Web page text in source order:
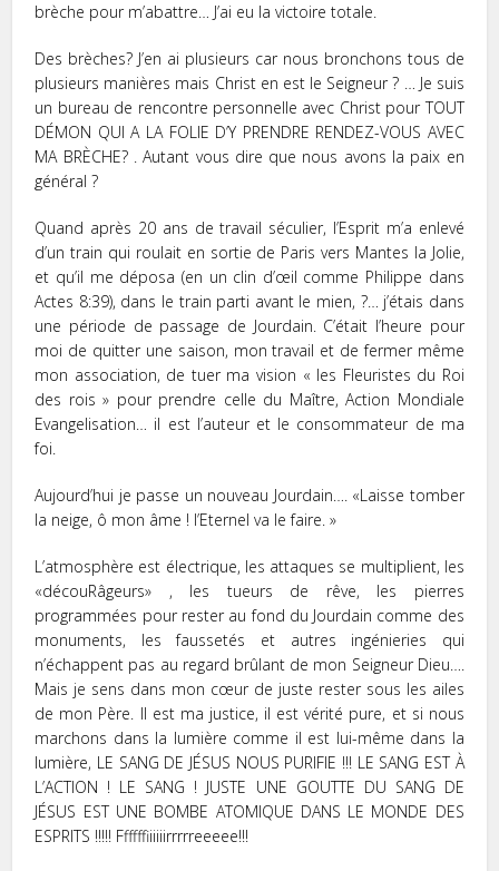
brèche pour m’abattre… J’ai eu la victoire totale.
Des brèches? J’en ai plusieurs car nous bronchons tous de
plusieurs manières mais Christ en est le Seigneur ? … Je suis
un bureau de rencontre personnelle avec Christ pour TOUT
DÉMON QUI A LA FOLIE D’Y PRENDRE RENDEZ-VOUS AVEC
MA BRÈCHE? . Autant vous dire que nous avons la paix en
général ?
Quand après 20 ans de travail séculier, l’Esprit m’a enlevé
d’un train qui roulait en sortie de Paris vers Mantes la Jolie,
et qu’il me déposa (en un clin d’œil comme Philippe dans
Actes 8:39), dans le train parti avant le mien, ?… j’étais dans
une période de passage de Jourdain. C’était l’heure pour
moi de quitter une saison, mon travail et de fermer même
mon association, de tuer ma vision « les Fleuristes du Roi
des rois » pour prendre celle du Maître, Action Mondiale
Evangelisation… il est l’auteur et le consommateur de ma
foi.
Aujourd’hui je passe un nouveau Jourdain…. «Laisse tomber
la neige, ô mon âme ! l’Eternel va le faire. »
L’atmosphère est électrique, les attaques se multiplient, les
«découRâgeurs» , les tueurs de rêve, les pierres
programmées pour rester au fond du Jourdain comme des
monuments, les faussetés et autres ingénieries qui
n’échappent pas au regard brûlant de mon Seigneur Dieu….
Mais je sens dans mon cœur de juste rester sous les ailes
de mon Père. Il est ma justice, il est vérité pure, et si nous
marchons dans la lumière comme il est lui-même dans la
lumière, LE SANG DE JÉSUS NOUS PURIFIE !!! LE SANG EST À
L’ACTION ! LE SANG ! JUSTE UNE GOUTTE DU SANG DE
JÉSUS EST UNE BOMBE ATOMIQUE DANS LE MONDE DES
ESPRITS !!!!! Ffffffiiiiiirrrrreeeee!!!